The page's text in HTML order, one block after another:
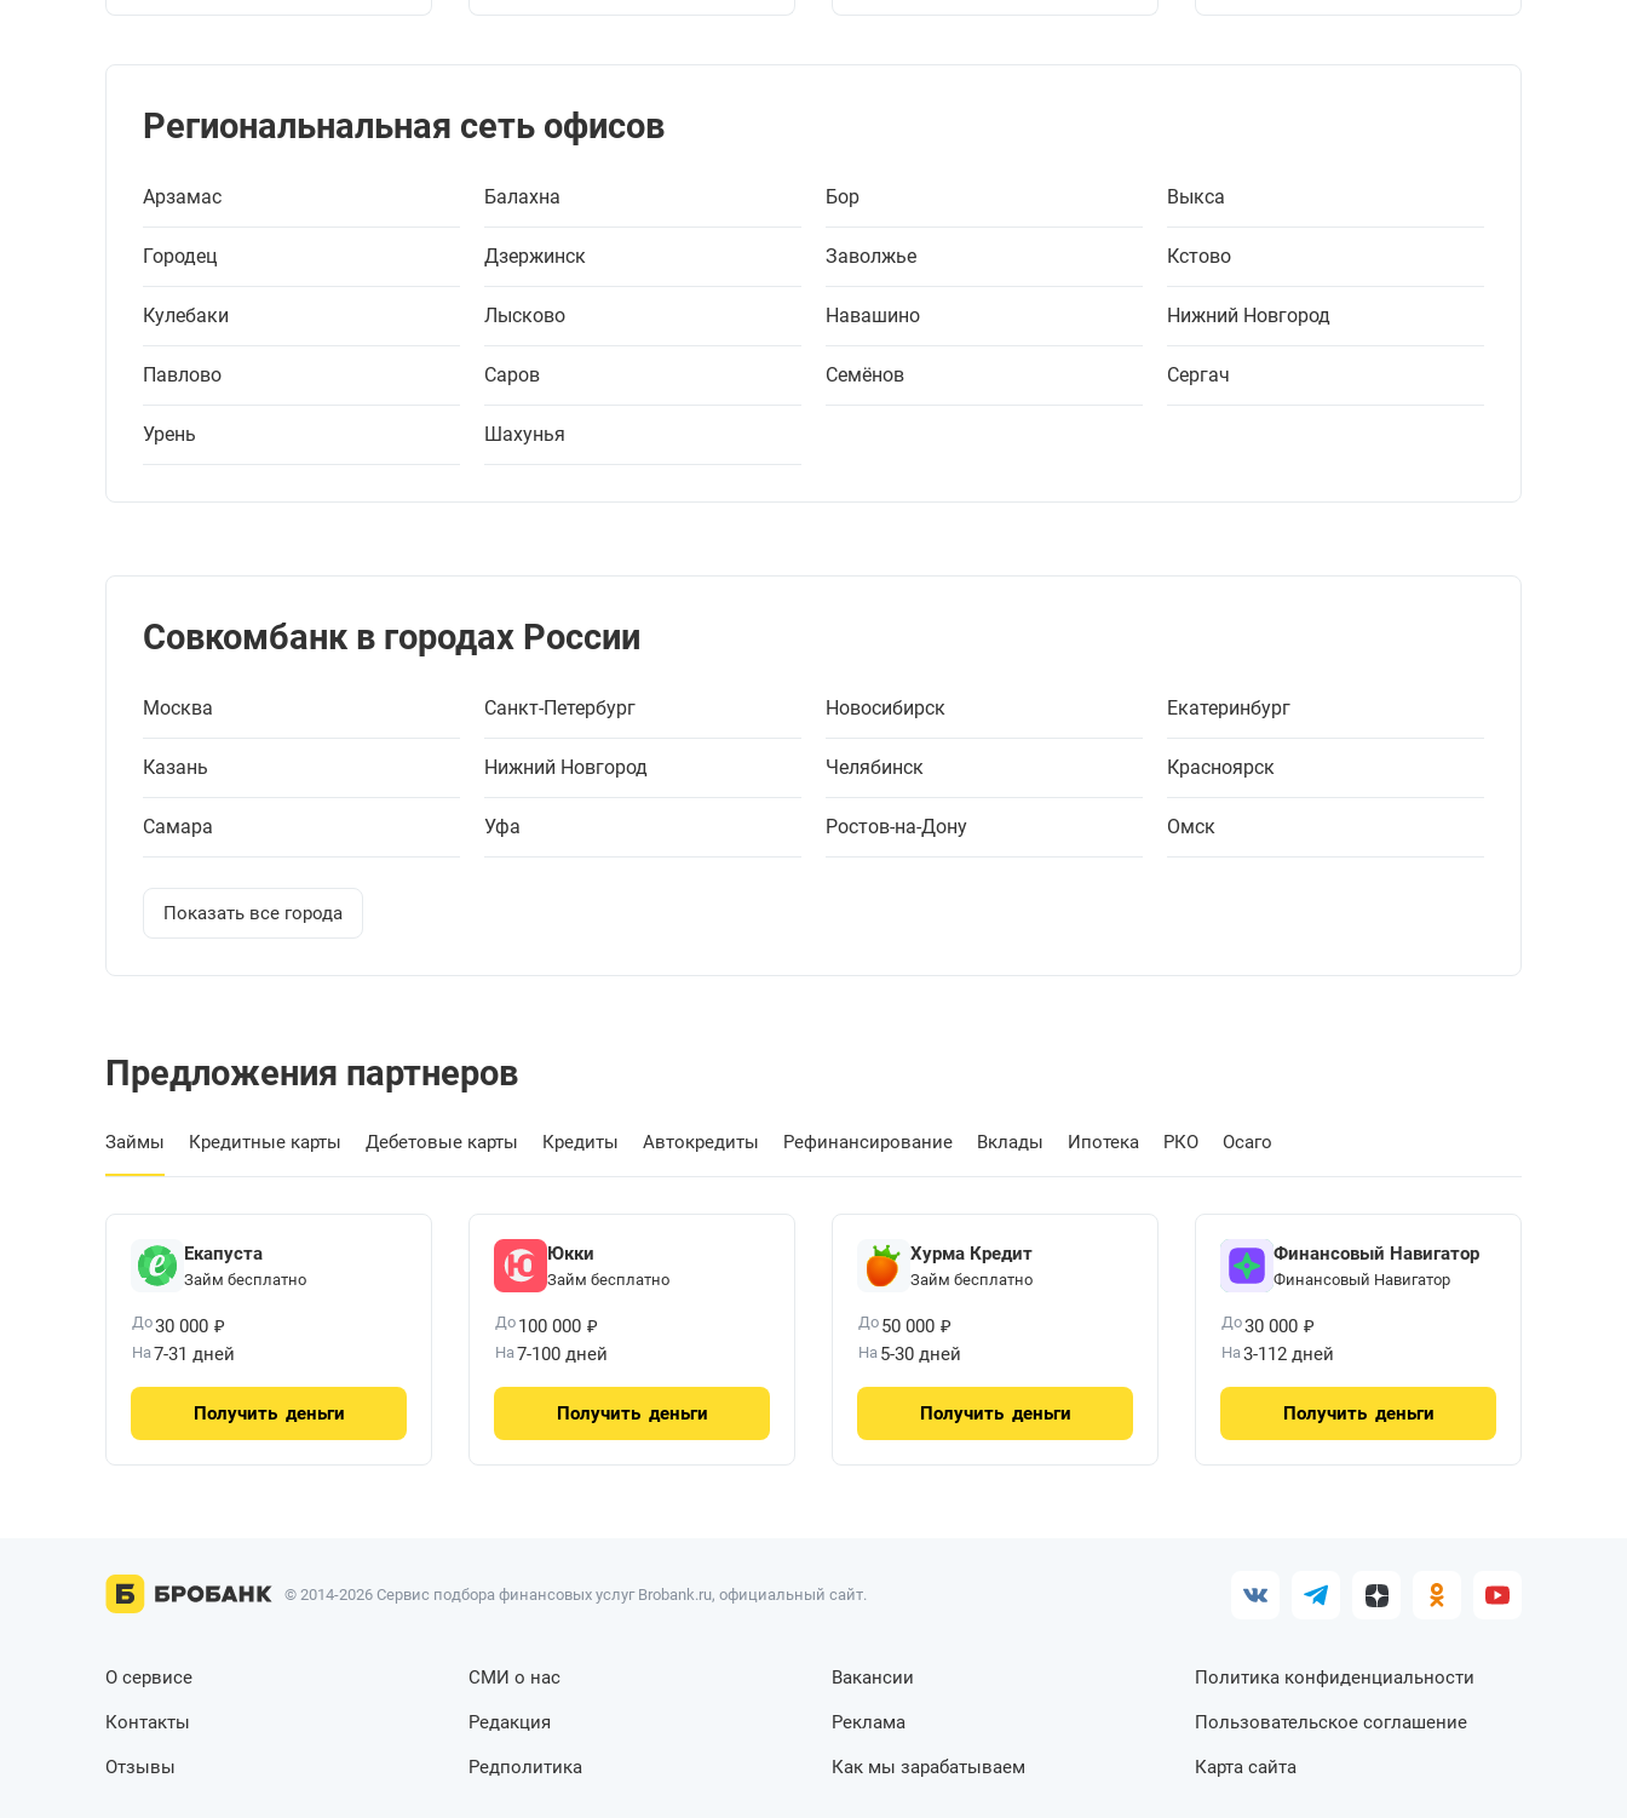
Региональнальная сеть офисов
Арзамас Балахна Бор Выкса
Городец Дзержинск Заволжье Кстово
Кулебаки Лысково Навашино Нижний Новгород
Павлово Саров Семёнов Сергач
Урень Шахунья
Совкомбанк в городах России
Москва Санкт-Петербург Новосибирск Екатеринбург
Казань Нижний Новгород Челябинск Красноярск
Самара Уфа Ростов-на-Дону Омск
Показать все города
Предложения партнеров
Займы Кредитные карты Дебетовые карты Кредиты Автокредиты Рефинансирование Вклады Ипотека РКО Осаго
Екапуста
Займ бесплатно
До30 000 ₽
На7-31 дней
Получить деньги
Юкки
Займ бесплатно
До 100 000 ₽
На7-100 дней
Получить деньги
Хурма Кредит
Займ бесплатно
До 50 000 ₽
На 5-30 дней
Получить деньги
Финансовый Навигатор
Финансовый Навигатор
До30 000 ₽
На3-112 дней
Получить деньги
© 2014-2026 Сервис подбора финансовых услуг Brobank.ru, официальный сайт.
О сервисе
Контакты
Отзывы
СМИ о нас
Редакция
Редполитика
Вакансии
Реклама
Как мы зарабатываем
Политика конфиденциальности
Пользовательское соглашение
Карта сайта